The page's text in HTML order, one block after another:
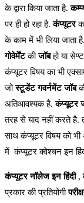
के द्वारा किया जाता है.
पर ही हो रहा है.कंप्यूटर
के काम में भी लिया जाता
गोवेर्मेंटकीजॉबहो या
कंप्यूटर विषय का भी
जोस्टूडेंट गवर्नमेंट जॉब
अतिआवश्यक है. कंप्यूटर
तरह से याद नहीं करते है.
साथ कंप्यूटर विषय को
में कंप्यूटर क्वेश्चन इन
कंप्यूटर नॉलेज इन हिंदी,
प्रकार की प्रतियोगी